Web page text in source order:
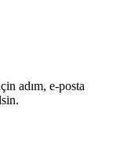
adım, e-posta